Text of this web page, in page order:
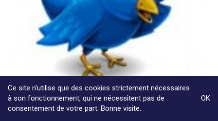
09/12/2009
Justice en direct: « Law »ft story ?
Ce site n'utilise que des cookies strictement nécessaires
à son fonctionnement, qui ne nécessitent pas de
consentement de votre part. Bonne visite.
OK